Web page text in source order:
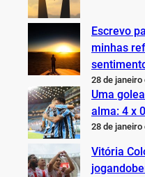
Escrevo
minhas
28 de janeiro
Uma
alma: 4 x
28 de janeiro
Vitória